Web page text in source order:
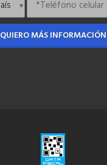
QUIERO MÁS INFORMACIÓN